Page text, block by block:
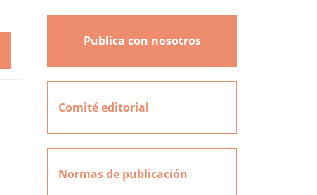
Publica con nosotros
Comité editorial
Normas de publicación